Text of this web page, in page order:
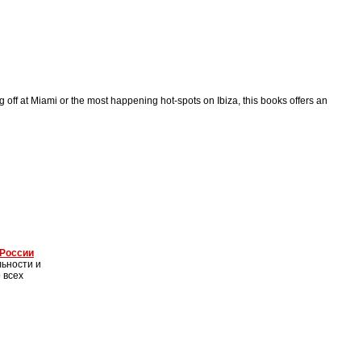
off at Miami or the most happening hot-spots on Ibiza, this books offers an
и